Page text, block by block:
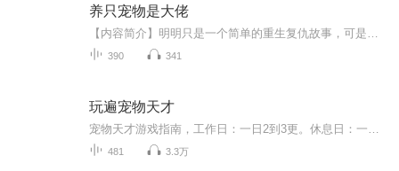
养只宠物是大佬
390 341
玩遍宠物天才
481 3.3万